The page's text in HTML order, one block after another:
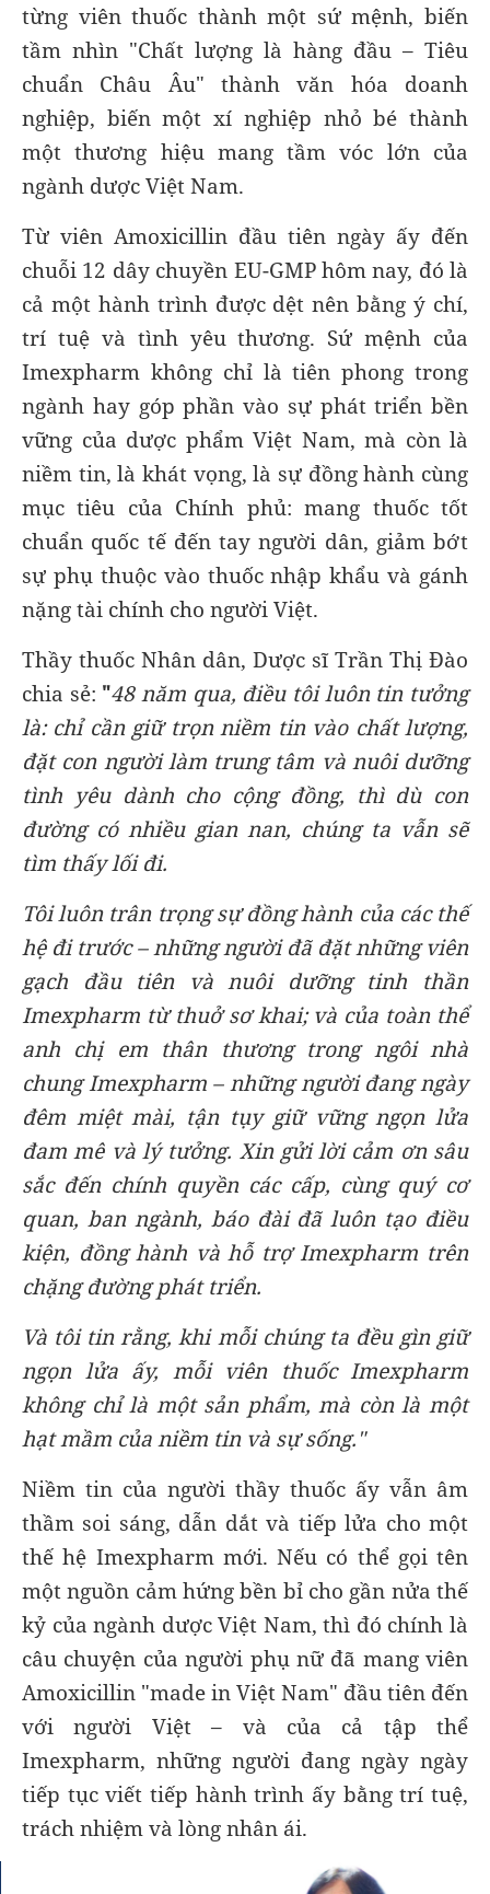
từng viên thuốc thành một sứ mệnh, biến
tầm nhìn "Chất lượng là hàng đầu – Tiêu
chuẩn Châu Âu" thành văn hóa doanh
nghiệp, biến một xí nghiệp nhỏ bé thành
một thương hiệu mang tầm vóc lớn của
ngành dược Việt Nam.
Từ viên Amoxicillin đầu tiên ngày ấy đến
chuỗi 12 dây chuyền EU-GMP hôm nay, đó là
cả một hành trình được dệt nên bằng ý chí,
trí tuệ và tình yêu thương. Sứ mệnh của
Imexpharm không chỉ là tiên phong trong
ngành hay góp phần vào sự phát triển bền
vững của dược phẩm Việt Nam, mà còn là
niềm tin, là khát vọng, là sự đồng hành cùng
mục tiêu của Chính phủ: mang thuốc tốt
chuẩn quốc tế đến tay người dân, giảm bớt
sự phụ thuộc vào thuốc nhập khẩu và gánh
nặng tài chính cho người Việt.
Thầy thuốc Nhân dân, Dược sĩ Trần Thị Đào
chia sẻ: "48 năm qua, điều tôi luôn tin tưởng
là: chỉ cần giữ trọn niềm tin vào chất lượng,
đặt con người làm trung tâm và nuôi dưỡng
tình yêu dành cho cộng đồng, thì dù con
đường có nhiều gian nan, chúng ta vẫn sẽ
tìm thấy lối đi.
Tôi luôn trân trọng sự đồng hành của các thế
hệ đi trước – những người đã đặt những viên
gạch đầu tiên và nuôi dưỡng tinh thần
Imexpharm từ thuở sơ khai; và của toàn thể
anh chị em thân thương trong ngôi nhà
chung Imexpharm – những người đang ngày
đêm miệt mài, tận tụy giữ vững ngọn lửa
đam mê và lý tưởng. Xin gửi lời cảm ơn sâu
sắc đến chính quyền các cấp, cùng quý cơ
quan, ban ngành, báo đài đã luôn tạo điều
kiện, đồng hành và hỗ trợ Imexpharm trên
chặng đường phát triển.
Và tôi tin rằng, khi mỗi chúng ta đều gìn giữ
ngọn lửa ấy, mỗi viên thuốc Imexpharm
không chỉ là một sản phẩm, mà còn là một
hạt mầm của niềm tin và sự sống."
Niềm tin của người thầy thuốc ấy vẫn âm
thầm soi sáng, dẫn dắt và tiếp lửa cho một
thế hệ Imexpharm mới. Nếu có thể gọi tên
một nguồn cảm hứng bền bỉ cho gần nửa thế
kỷ của ngành dược Việt Nam, thì đó chính là
câu chuyện của người phụ nữ đã mang viên
Amoxicillin "made in Việt Nam" đầu tiên đến
với người Việt – và của cả tập thể
Imexpharm, những người đang ngày ngày
tiếp tục viết tiếp hành trình ấy bằng trí tuệ,
trách nhiệm và lòng nhân ái.